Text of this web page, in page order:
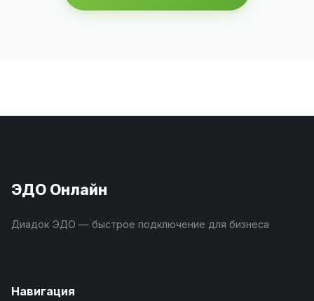
ЭДО Онлайн
Диадок ЭДО — быстрое подключение для бизнеса
Навигация